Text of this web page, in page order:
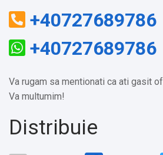
+40727689786
+40727689786
Va rugam sa mentionati ca ati gasit
Va multumim!
Distribuie